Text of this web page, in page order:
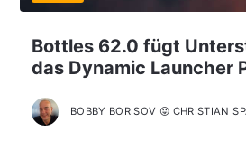
Bottles 62.0 fügt
das Dynamic Launcher
BOBBY BORISOV 😛 CHRISTIAN